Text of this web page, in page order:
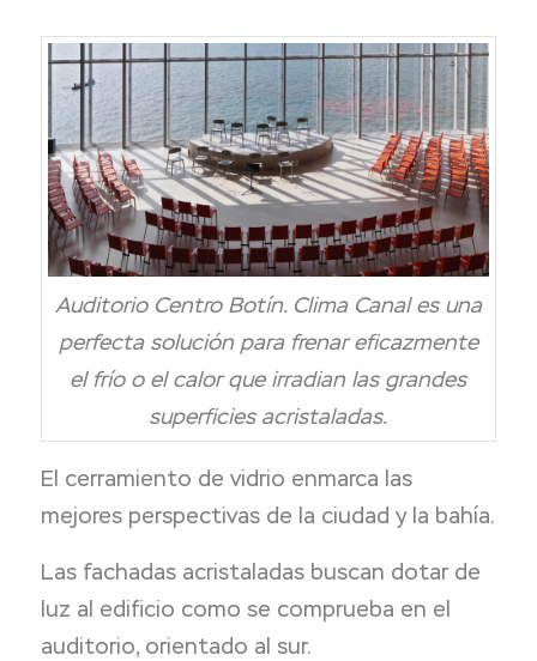
Auditorio Centro Botín. Clima Canal es una
perfecta solución para frenar eficazmente
el frío o el calor que irradian las grandes
superficies acristaladas.
El cerramiento de vidrio enmarca las
mejores perspectivas de la ciudad y la bahía.
Las fachadas acristaladas buscan dotar de
luz al edificio como se comprueba en el
auditorio, orientado al sur.